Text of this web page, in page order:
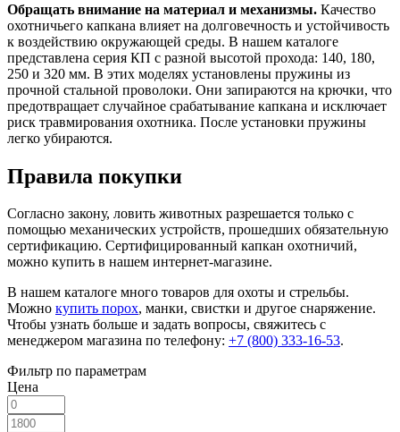
Обращать внимание на материал и механизмы. Качество
охотничьего капкана влияет на долговечность и устойчивость
к воздействию окружающей среды. В нашем каталоге
представлена серия КП с разной высотой прохода: 140, 180,
250 и 320 мм. В этих моделях установлены пружины из
прочной стальной проволоки. Они запираются на крючки, что
предотвращает случайное срабатывание капкана и исключает
риск травмирования охотника. После установки пружины
легко убираются.
Правила покупки
Согласно закону, ловить животных разрешается только с
помощью механических устройств, прошедших обязательную
сертификацию. Сертифицированный капкан охотничий,
можно купить в нашем интернет-магазине.
В нашем каталоге много товаров для охоты и стрельбы.
Можно купить порох, манки, свистки и другое снаряжение.
Чтобы узнать больше и задать вопросы, свяжитесь с
менеджером магазина по телефону: +7 (800) 333-16-53.
Фильтр по параметрам
Цена